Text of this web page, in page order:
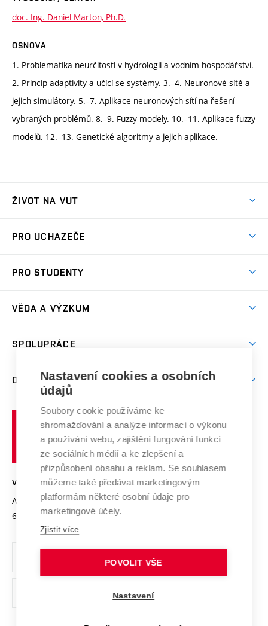
doc. Ing. Daniel Marton, Ph.D.
OSNOVA
1. Problematika neurčitosti v hydrologii a vodním hospodářství.
2. Princip adaptivity a učící se systémy. 3.–4. Neuronové sítě a
jejich simulátory. 5.–7. Aplikace neuronových sítí na řešení
vybraných problémů. 8.–9. Fuzzy modely. 10.–11. Aplikace fuzzy
modelů. 12.–13. Genetické algoritmy a jejich aplikace.
ŽIVOT NA VUT
Koleje
Sport na VUT
Brno
PRO UCHAZEČE
Dny otevřených dveří
Celoživotní vzdělávání
E-přihláška
PRO STUDENTY
Harmonogram akademického roku
Závěrečné práce
Doktorské studium
Zpracování osobních údajů studentů
Sociální bezpečí
Studium bez bariér
Podpora podnikání
VĚDA A VÝZKUM
Mezinárodní vědecká rada
Systém zajišťování kvality výzkumu
Výzkumné infrastruktury
Transfer znalostí
Open Science
Projekty
Projekty ze strukturálních fondů
Specifický výzkum
SPOLUPRÁCE
Zahraniční spolupráce
Spolupráce se školami
Služby univerzity
Mezinárodní dohody
Univerzitní sítě
O UNIVERZITĚ
Profil univerzity
Udržitelná univerzita
Podnikavá univerzita / ContriBUTe
Bezpečná univerzita
Vyznamenání
Organizační struktura
Ochrana osobních údajů
odkaz)
učení
technické
VYSOKÉ UČENÍ TECHNICKÉ V BRNĚ
Antonínská 548/1
602 00 Brno
www.vut.cz
vut@vutbr.cz
Nastavení cookies a osobních
údajů
Soubory cookie používáme ke
shromažďování a analýze informací o výkonu
a používání webu, zajištění fungování funkcí
ze sociálních médií a ke zlepšení a
přizpůsobení obsahu a reklam. Se souhlasem
můžeme také předávat marketingovým
platformám některé osobní údaje pro
marketingové účely.
Zjistit více
POVOLIT VŠE
Nastavení